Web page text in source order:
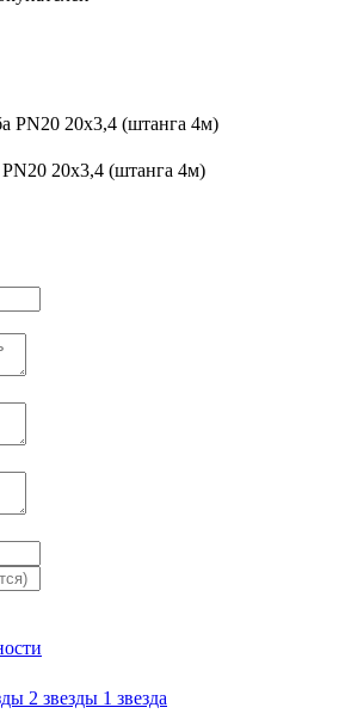
PN20 20x3,4 (штанга 4м)
20x3,4 (штанга 4м)
2 звезды 1 звезда